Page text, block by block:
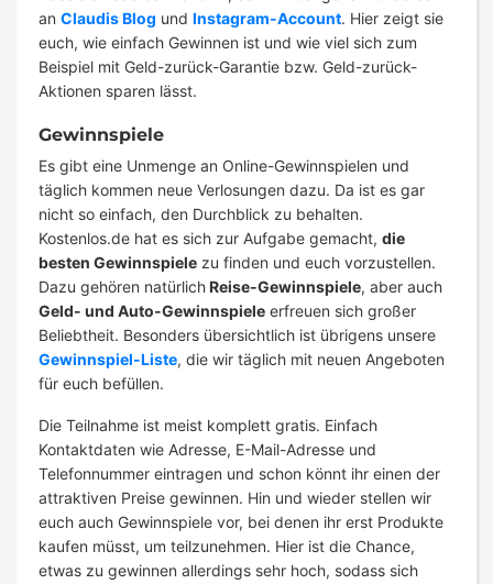
an Claudis Blog und Instagram-Account. Hier zeigt sie
euch, wie einfach Gewinnen ist und wie viel sich zum
Beispiel mit Geld-zurück-Garantie bzw. Geld-zurück-
Aktionen sparen lässt.
Gewinnspiele
Es gibt eine Unmenge an Online-Gewinnspielen und
täglich kommen neue Verlosungen dazu. Da ist es gar
nicht so einfach, den Durchblick zu behalten.
Kostenlos.de hat es sich zur Aufgabe gemacht, die
besten Gewinnspiele zu finden und euch vorzustellen.
Dazu gehören natürlichReise-Gewinnspiele, aber auch
Geld- und Auto-Gewinnspiele erfreuen sich großer
Beliebtheit. Besonders übersichtlich ist übrigens unsere
Gewinnspiel-Liste, die wir täglich mit neuen Angeboten
für euch befüllen.
Die Teilnahme ist meist komplett gratis. Einfach
Kontaktdaten wie Adresse, E-Mail-Adresse und
Telefonnummer eintragen und schon könnt ihr einen der
attraktiven Preise gewinnen. Hin und wieder stellen wir
euch auch Gewinnspiele vor, bei denen ihr erst Produkte
kaufen müsst, um teilzunehmen. Hier ist die Chance,
etwas zu gewinnen allerdings sehr hoch, sodass sich